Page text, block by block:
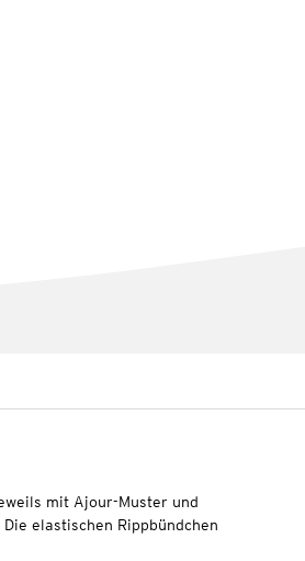
mit Ajour-Muster und
elastischen Rippbündchen